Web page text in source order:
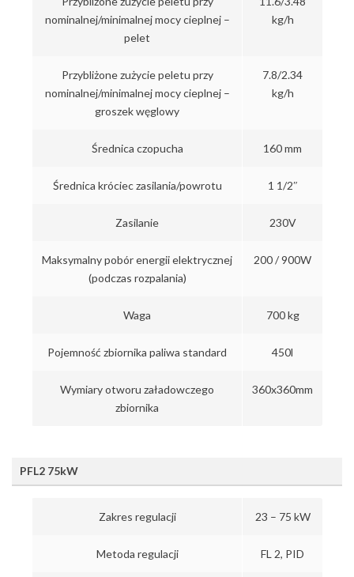
nominalnej/minimalnej mocy cieplnej –
pelet
kg/h
Przybliżone zużycie peletu przy
nominalnej/minimalnej mocy cieplnej –
groszek węglowy
7.8/2.34
kg/h
Średnica czopucha 160 mm
Średnica króciec zasilania/powrotu 1 1/2″
Zasilanie 230V
Maksymalny pobór energii elektrycznej
(podczas rozpalania)
200 / 900W
Waga 700 kg
Pojemność zbiornika paliwa standard 450l
Wymiary otworu załadowczego
zbiornika
360x360mm
PFL2 75kW
Zakres regulacji 23 – 75 kW
Metoda regulacji FL 2, PID